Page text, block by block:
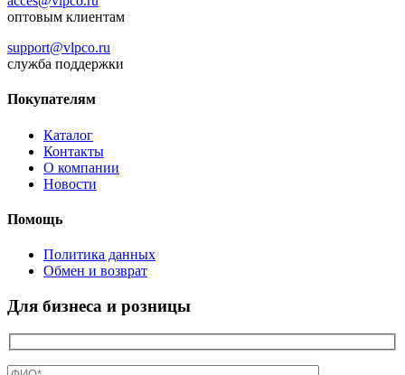
оптовым клиентам
support@vlpco.ru
служба поддержки
Покупателям
Каталог
Контакты
О компании
Новости
Помощь
Политика данных
Обмен и возврат
Для бизнеса и розницы